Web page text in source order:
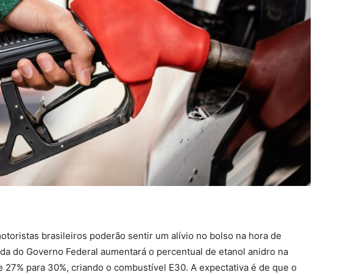
brasileiros poderão sentir um alívio no bolso na hora de
do Governo Federal aumentará o percentual de etanol anidro na
27% para 30%, criando o combustível E30. A expectativa é de que o